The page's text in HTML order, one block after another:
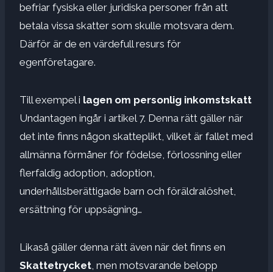
befriar fysiska eller juridiska personer från att
betala vissa skatter som skulle motsvara dem.
Därför är de en värdefull resurs för
egenföretagare.
Till exempel i lagen om personlig inkomstskatt
Undantagen ingår i artikel 7. Denna rätt gäller när
det inte finns någon skatteplikt, vilket är fallet med
allmänna förmåner för födelse, förlossning eller
flerfaldig adoption, adoption,
underhållsberättigade barn och föräldralöshet,
ersättning för uppsägning…
Likaså gäller denna rätt även när det finns en
Skattetrycket , men motsvarande belopp